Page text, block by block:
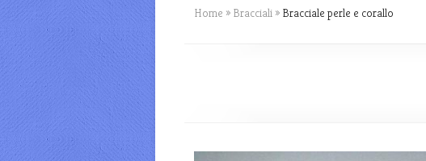
Home » Bracciali » Bracciale perle e corallo